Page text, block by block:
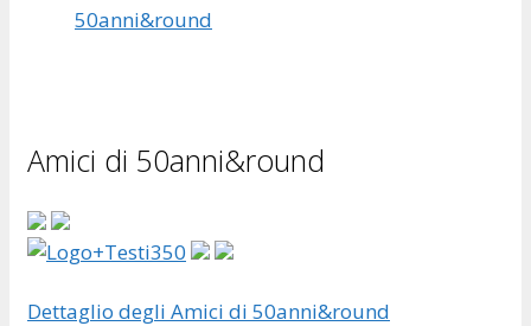
50anni&round
Amici di 50anni&round
Dettaglio degli Amici di 50anni&round